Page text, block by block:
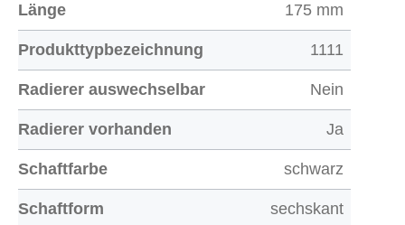
Länge 175 mm
Produkttypbezeichnung 1111
Radierer auswechselbar Nein
Radierer vorhanden Ja
Schaftfarbe schwarz
Schaftform sechskant